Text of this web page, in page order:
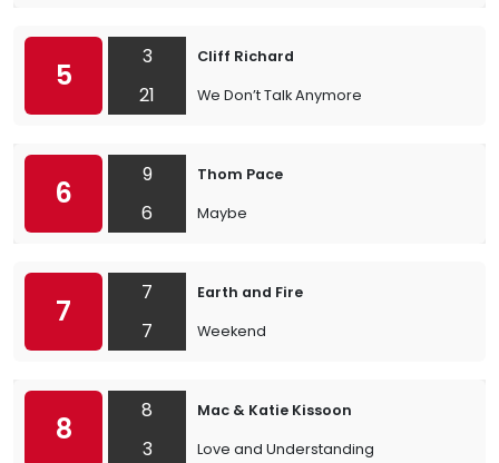
5
3
21
Cliff Richard
We Don’t Talk Anymore
6
9
6
Thom Pace
Maybe
7
7
7
Earth and Fire
Weekend
8
8
3
Mac & Katie Kissoon
Love and Understanding